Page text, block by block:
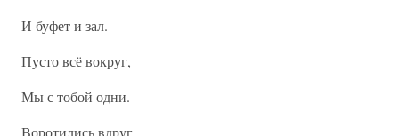
И буфет и зал.
Пусто всё вокруг,
Мы с тобой одни.
Воротились вдруг